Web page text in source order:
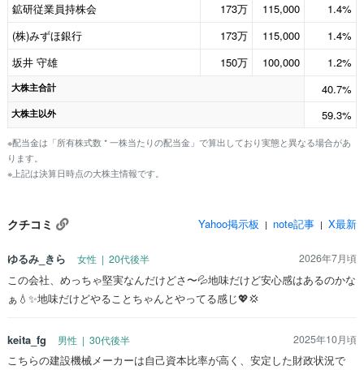
鉱研従業員持株会
173万 115,000
1.4%
(株)みずほ銀行
173万 115,000
1.4%
坂井 守雄
150万 100,000 1.2%
大株主合計 40.7%
大株主以外 59.3%
※配当金は「所有株式数 * 一株当たりの配当金」で算出しており実態と異なる場合があ
ります。
※上記は決算日時点の大株主情報です。
クチコミ Yahoo掲示板 | note記事 | X最新
ゆるみ_きら 女性 | 20代後半 2026年7月頃
この会社、めっちゃ堅実なんだけどさ〜💦地味だけど安心感はあるのかな
ぁ💧✨地味だけどやることちゃんとやってる感じ💖💢
keita_fg 男性 | 30代後半 2025年10月頃
こちらの建設機械メーカーは自己資本比率が高く、安定した財政状況で